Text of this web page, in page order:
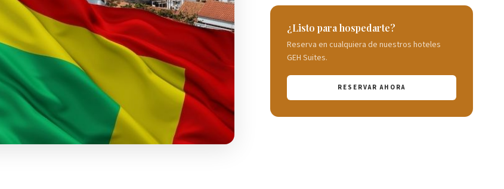
¿Listo para hospedarte?
Reserva en cualquiera de nuestros hoteles
GEH Suites.
RESERVAR AHORA